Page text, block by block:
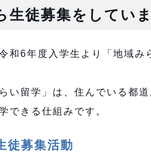
生徒募集をしてい
和6年度入学生より「地域み
い留学」は、住んでいる都
できる仕組みです。
徒募集活動